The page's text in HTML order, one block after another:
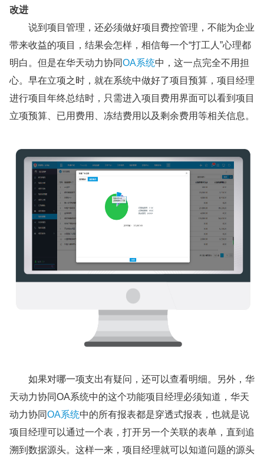
改进
说到项目管理，还必须做好项目费控管理，不能为企业
带来收益的项目，结果会怎样，相信每一个“打工人”心理都
明白。但是在华天动力协同OA系统中，这一点完全不用担
心。早在立项之时，就在系统中做好了项目预算，项目经理
进行项目年终总结时，只需进入项目费用界面可以看到项目
立项预算、已用费用、冻结费用以及剩余费用等相关信息。
如果对哪一项支出有疑问，还可以查看明细。另外，华
天动力协同OA系统中的这个功能项目经理必须知道，华天
动力协同OA系统中的所有报表都是穿透式报表，也就是说
项目经理可以通过一个表，打开另一个关联的表单，直到追
溯到数据源头。这样一来，项目经理就可以知道问题的源头